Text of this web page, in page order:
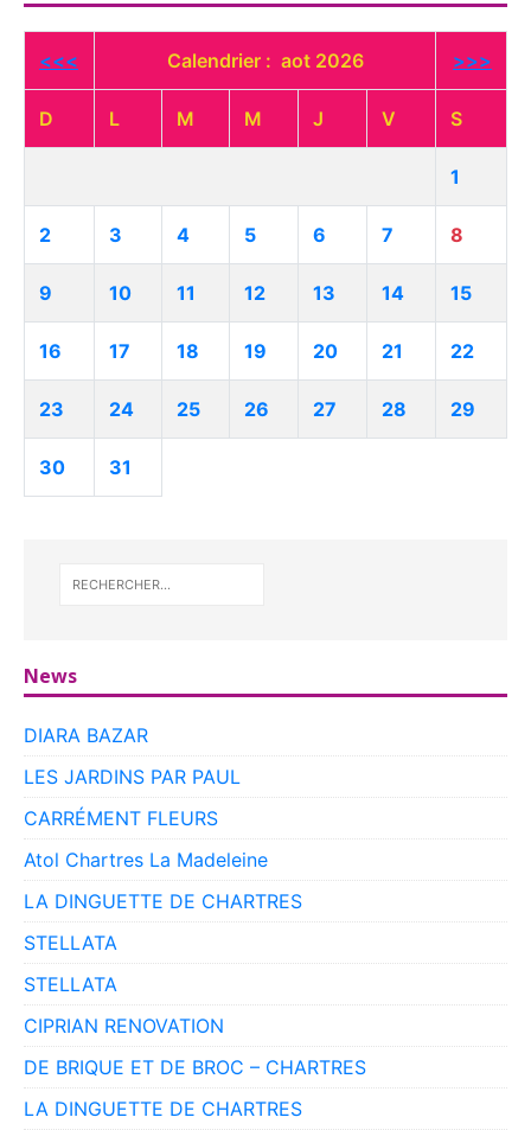
<<< Calendrier : aot 2026 >>>
D L M M J V S
1
2 3 4 5 6 7 8
9 10 11 12 13 14 15
16 17 18 19 20 21 22
23 24 25 26 27 28 29
30 31
News
DIARA BAZAR
LES JARDINS PAR PAUL
CARRÉMENT FLEURS
Atol Chartres La Madeleine
LA DINGUETTE DE CHARTRES
STELLATA
STELLATA
CIPRIAN RENOVATION
DE BRIQUE ET DE BROC – CHARTRES
LA DINGUETTE DE CHARTRES